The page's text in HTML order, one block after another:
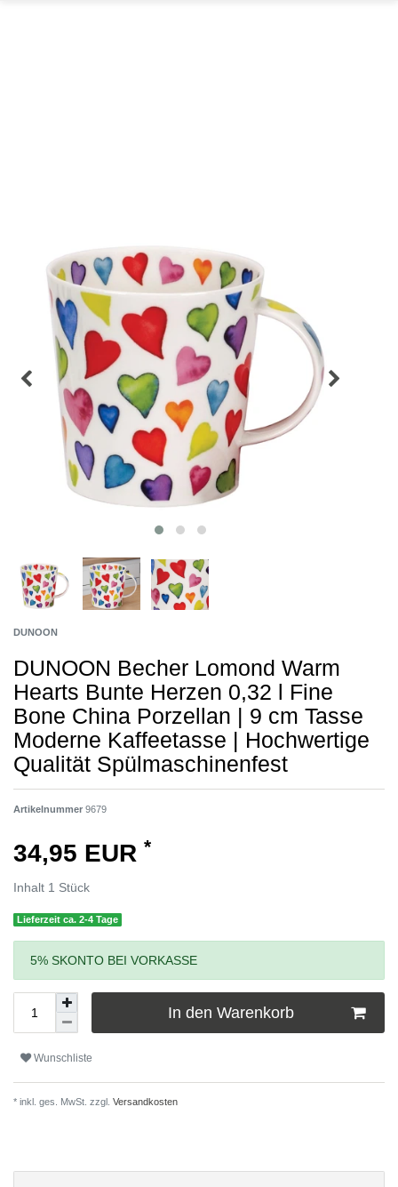
DUNOON
DUNOON Becher Lomond Warm
Hearts Bunte Herzen 0,32 l Fine
Bone China Porzellan | 9 cm Tasse
Moderne Kaffeetasse | Hochwertige
Qualität Spülmaschinenfest
Artikelnummer 9679
34,95 EUR *
Inhalt 1 Stück
Lieferzeit ca. 2-4 Tage
5% SKONTO BEI VORKASSE
In den Warenkorb
Wunschliste
* inkl. ges. MwSt. zzgl. Versandkosten